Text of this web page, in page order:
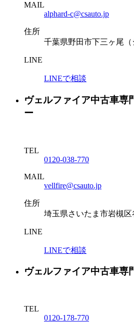
MAIL
alphard-c@csauto.jp
住所
千葉県野田市下三ヶ尾（
LINE
LINEで相談
ヴェルファイア中古車専
ー
TEL
0120-038-770
MAIL
vellfire@csauto.jp
住所
埼玉県さいたま市岩槻区
LINE
LINEで相談
ヴェルファイア中古車専
TEL
0120-178-770